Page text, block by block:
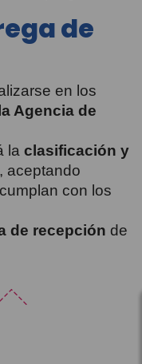
de
en los
Agencia de
la clasificación y
aceptando
con los
de recepción de